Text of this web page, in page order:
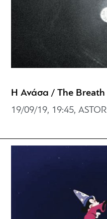
Η Ανάσα / The Breath
19/09/19, 19:45, ASTOR